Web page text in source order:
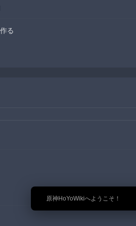
🎉 原神HoYoWikiへようこそ！
る